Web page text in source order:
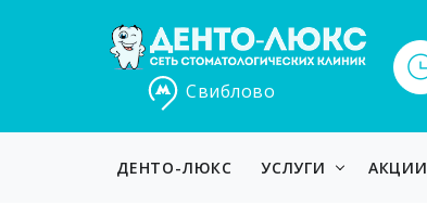
Свиблово
ДЕНТО-ЛЮКС УСЛУГИ АКЦИИ